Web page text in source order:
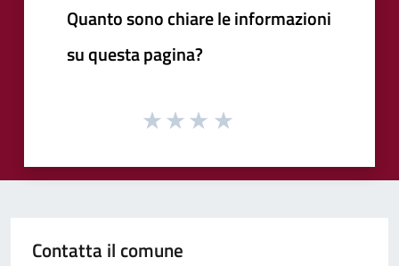
Quanto sono chiare le informazioni
su questa pagina?
Contatta il comune